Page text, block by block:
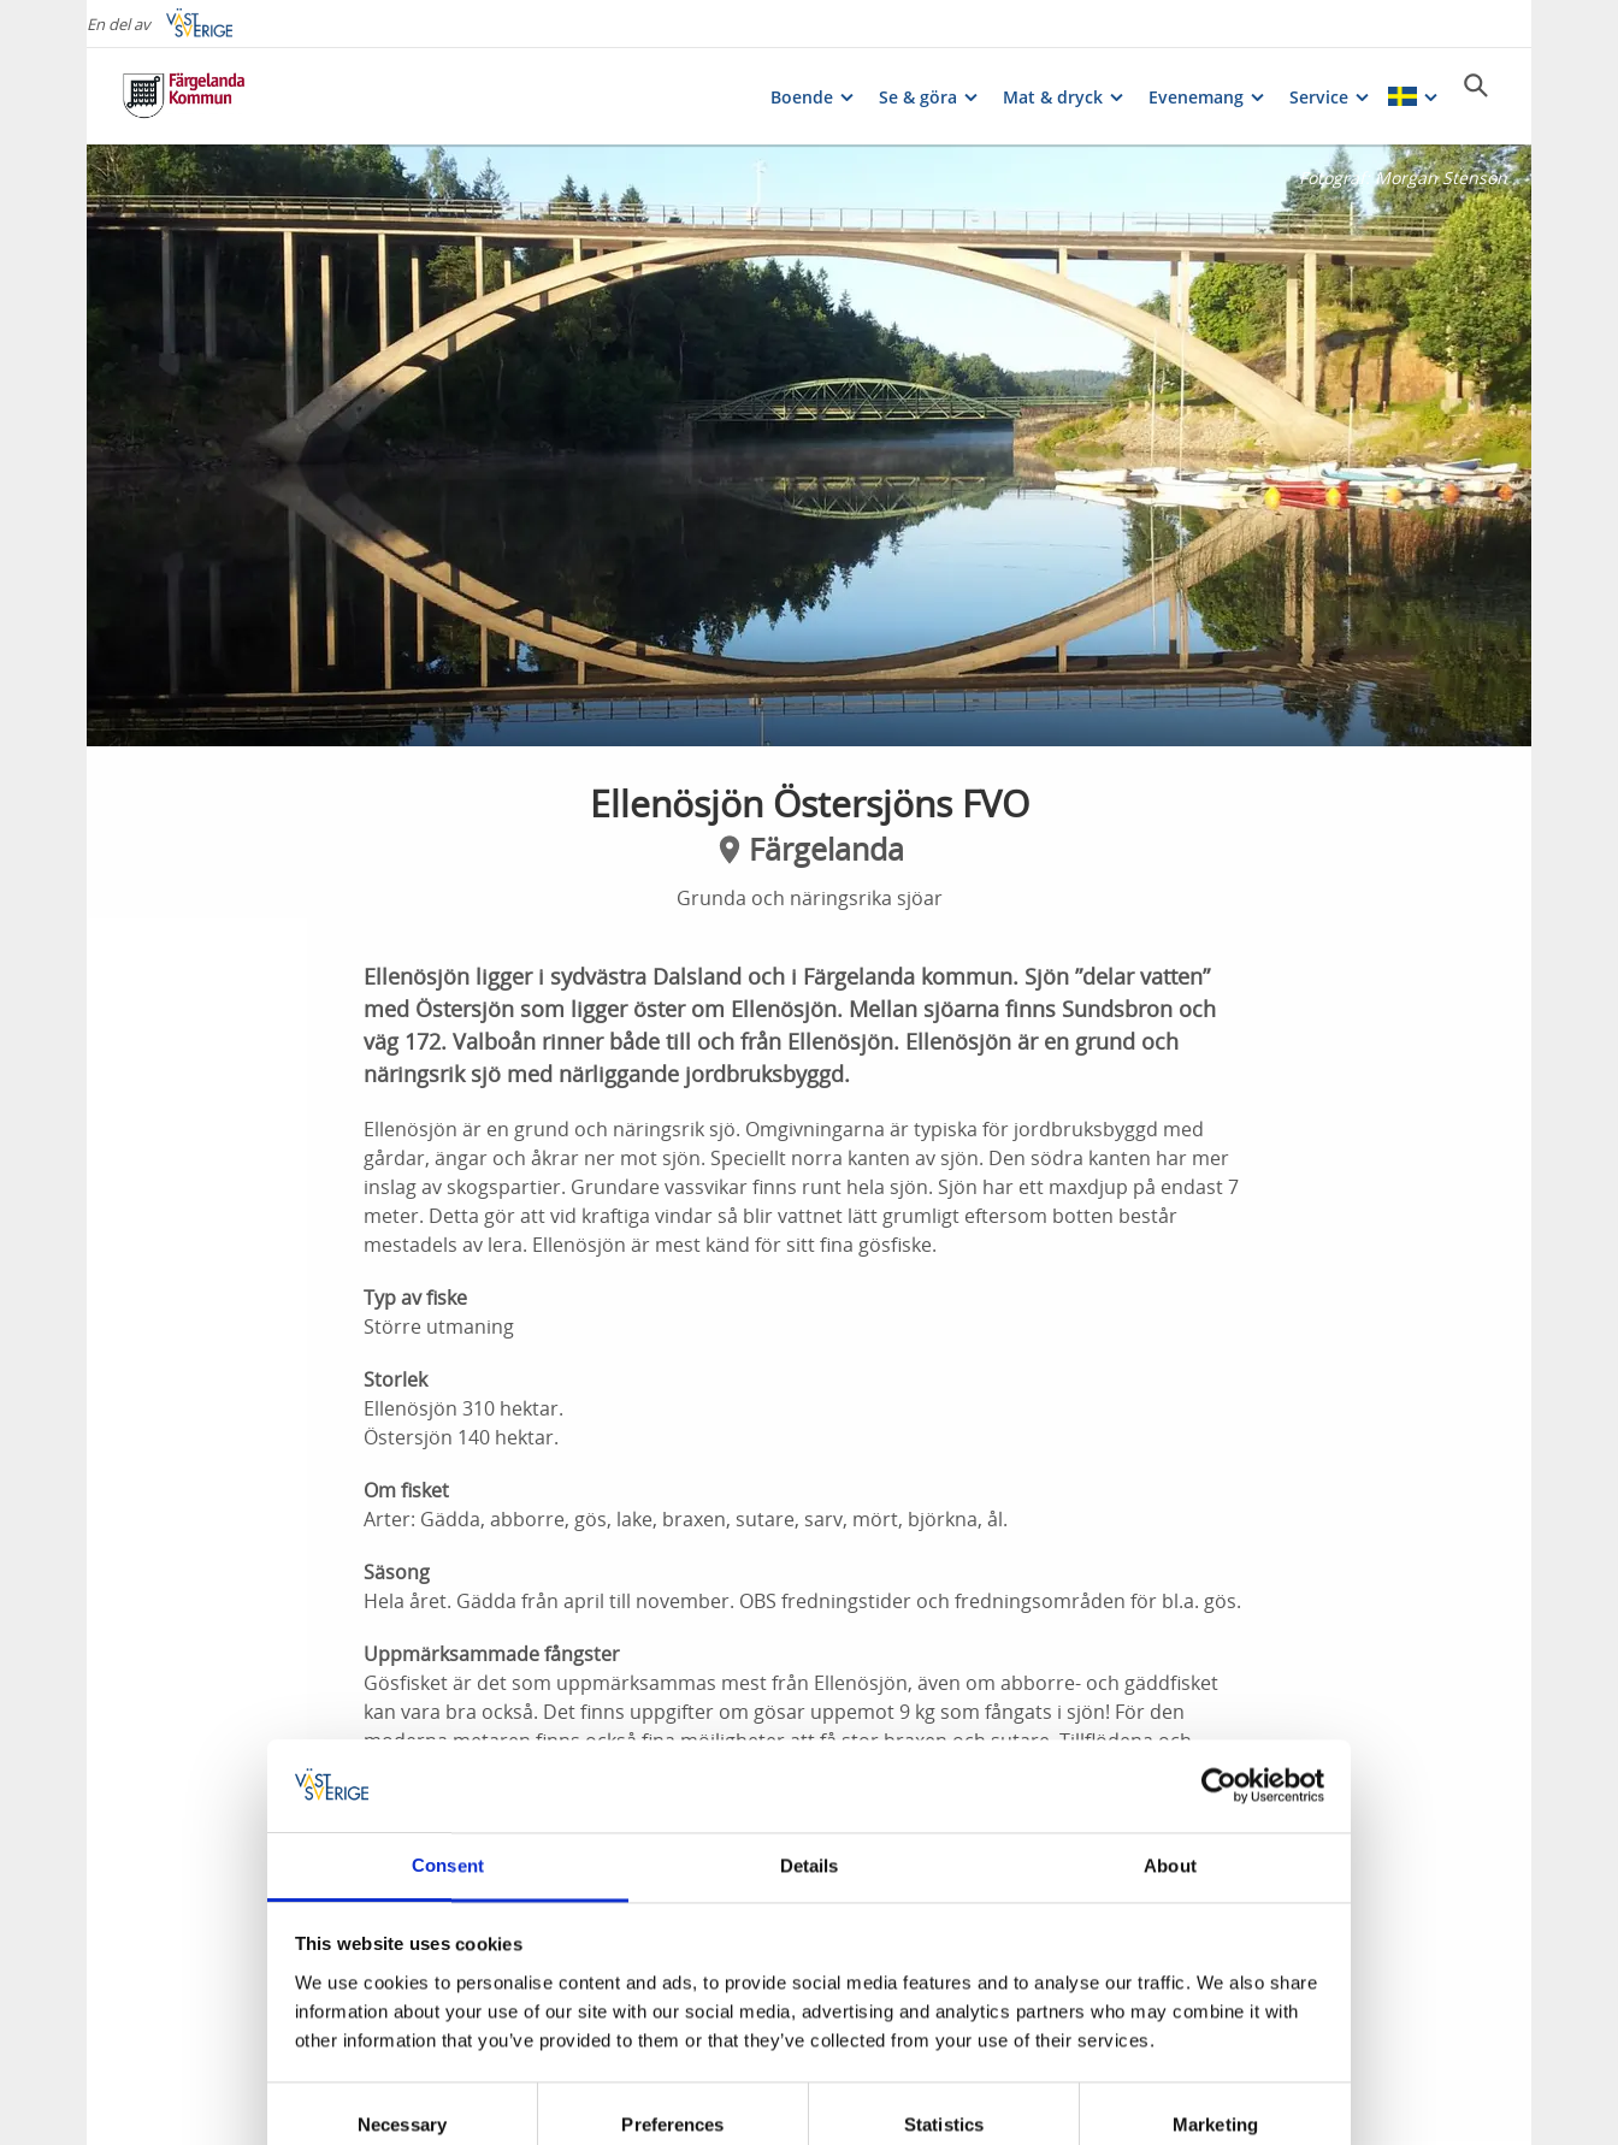
Consent Details About
This website uses cookies
We use cookies to personalise content and ads, to provide social media features and to analyse our traffic. We also share
information about your use of our site with our social media, advertising and analytics partners who may combine it with
other information that you’ve provided to them or that they’ve collected from your use of their services.
Necessary Preferences Statistics Marketing
En del av
Boende Se & göra Mat & dryck Evenemang Service
Fotograf: Morgan Stenson
Ellenösjön Östersjöns FVO
Färgelanda
Grunda och näringsrika sjöar
Ellenösjön ligger i sydvästra Dalsland och i Färgelanda kommun. Sjön ”delar vatten”
med Östersjön som ligger öster om Ellenösjön. Mellan sjöarna finns Sundsbron och
väg 172. Valboån rinner både till och från Ellenösjön. Ellenösjön är en grund och
näringsrik sjö med närliggande jordbruksbyggd.
Ellenösjön är en grund och näringsrik sjö. Omgivningarna är typiska för jordbruksbyggd med
gårdar, ängar och åkrar ner mot sjön. Speciellt norra kanten av sjön. Den södra kanten har mer
inslag av skogspartier. Grundare vassvikar finns runt hela sjön. Sjön har ett maxdjup på endast 7
meter. Detta gör att vid kraftiga vindar så blir vattnet lätt grumligt eftersom botten består
mestadels av lera. Ellenösjön är mest känd för sitt fina gösfiske.
Typ av fiske
Större utmaning
Storlek
Ellenösjön 310 hektar.
Östersjön 140 hektar.
Om fisket
Arter: Gädda, abborre, gös, lake, braxen, sutare, sarv, mört, björkna, ål.
Säsong
Hela året. Gädda från april till november. OBS fredningstider och fredningsområden för bl.a. gös.
Uppmärksammade fångster
Gösfisket är det som uppmärksammas mest från Ellenösjön, även om abborre- och gäddfisket
kan vara bra också. Det finns uppgifter om gösar uppemot 9 kg som fångats i sjön! För den
moderna metaren finns också fina möjligheter att få stor braxen och sutare. Tillflödena och
Fiskeregler
Innehav av fiskekort berättigar till fiske med högst två handredskap per fisketillfälle. Alternativt
Valboån samt vid åns mynningsområde innanför bojarna vid Lille Vass är förbjudet.
Fredningsområde: vid Sundsbron, beläget mellan Ellenösjön och Östersjön. Under tiden 1 april -
30 juni är gösinriktat fiske förbjudet. Området är markerat med bojar mot de båda sjöarna. Ålfiske
är förbudet då denna är fridlyst. Av Länsstyrelsen förordnade fisketillsynsmän: Jan Andersson,